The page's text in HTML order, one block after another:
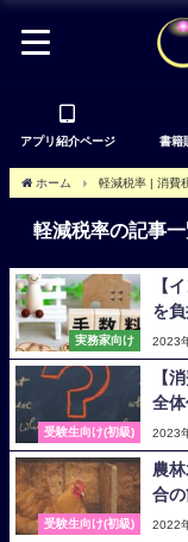
アプリ紹介ページ 書籍
ホーム 軽減税率 | 消費
軽減税率の記事
実務家向け
【
を
2023
受験生向け(初級)
【
全体
2023
受験生向け(初級)
農
合
2022